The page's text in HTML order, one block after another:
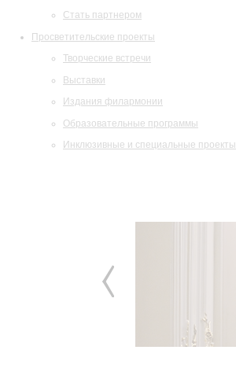
Стать партнером
Просветительские проекты
Творческие встречи
Выставки
Издания филармонии
Образовательные программы
Инклюзивные и специальные проекты